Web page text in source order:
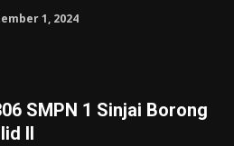
1, 2024
SMPN 1 Sinjai Borong
II